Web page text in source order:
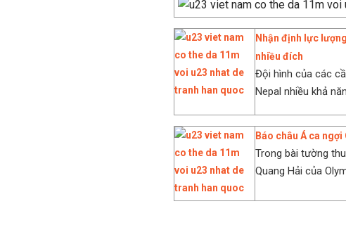
Nhận định lực
nhiều đích
Đội hình của các
Nepal nhiều khả
Báo châu Á ca
Trong bài tường
Quang Hải của